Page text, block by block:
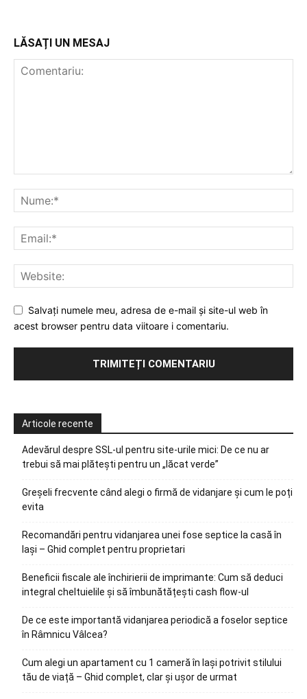
LĂSAȚI UN MESAJ
Salvați numele meu, adresa de e-mail și site-ul web în
acest browser pentru data viitoare i comentariu.
Articole recente
Adevărul despre SSL-ul pentru site-urile mici: De ce nu ar
trebui să mai plătești pentru un „lăcat verde”
Greșeli frecvente când alegi o firmă de vidanjare și cum le poți
evita
Recomandări pentru vidanjarea unei fose septice la casă în
Iași – Ghid complet pentru proprietari
Beneficii fiscale ale închirierii de imprimante: Cum să deduci
integral cheltuielile și să îmbunătățești cash flow-ul
De ce este importantă vidanjarea periodică a foselor septice
în Râmnicu Vâlcea?
Cum alegi un apartament cu 1 cameră în Iași potrivit stilului
tău de viață – Ghid complet, clar și ușor de urmat